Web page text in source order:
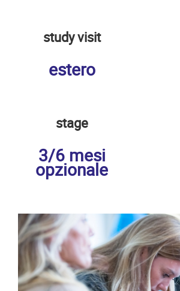
study visit
estero
stage
3/6 mesi
opzionale